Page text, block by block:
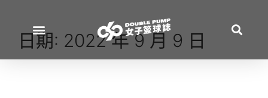
日期: 2022 年 9 月 9 日